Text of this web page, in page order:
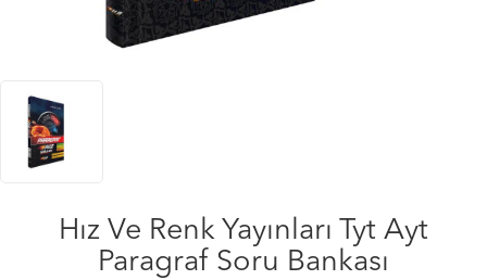
Hız Ve Renk Yayınları Tyt Ayt
Paragraf Soru Bankası